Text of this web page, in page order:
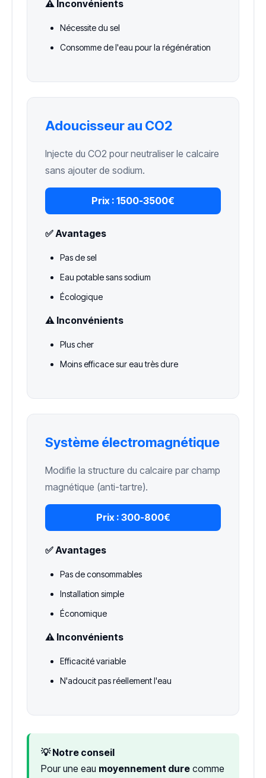
⚠️ Inconvénients
Nécessite du sel
Consomme de l'eau pour la régénération
Adoucisseur au CO2
Injecte du CO2 pour neutraliser le calcaire
sans ajouter de sodium.
Prix : 1500-3500€
✅ Avantages
Pas de sel
Eau potable sans sodium
Écologique
⚠️ Inconvénients
Plus cher
Moins efficace sur eau très dure
Système électromagnétique
Modifie la structure du calcaire par champ
magnétique (anti-tartre).
Prix : 300-800€
✅ Avantages
Pas de consommables
Installation simple
Économique
⚠️ Inconvénients
Efficacité variable
N'adoucit pas réellement l'eau
💡 Notre conseil
Pour une eau moyennement dure comme